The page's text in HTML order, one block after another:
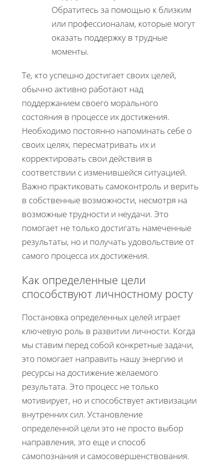
Обратитесь за помощью к близким
или профессионалам, которые могут
оказать поддержку в трудные
моменты.
Те, кто успешно достигает своих целей,
обычно активно работают над
поддержанием своего морального
состояния в процессе их достижения.
Необходимо постоянно напоминать себе о
своих целях, пересматривать их и
корректировать свои действия в
соответствии с изменившейся ситуацией.
Важно практиковать самоконтроль и верить
в собственные возможности, несмотря на
возможные трудности и неудачи. Это
помогает не только достигать намеченные
результаты, но и получать удовольствие от
самого процесса их достижения.
Как определенные цели
способствуют личностному росту
Постановка определенных целей играет
ключевую роль в развитии личности. Когда
мы ставим перед собой конкретные задачи,
это помогает направить нашу энергию и
ресурсы на достижение желаемого
результата. Это процесс не только
мотивирует, но и способствует активизации
внутренних сил. Установление
определенной цели это не просто выбор
направления, это еще и способ
самопознания и самосовершенствования.